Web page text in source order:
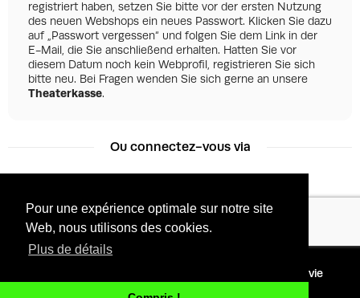
Pour une expérience optimale sur notre site
Web, nous utilisons des cookies.
Plus de détails
registriert haben, setzen Sie bitte vor der ersten Nutzung
des neuen Webshops ein neues Passwort. Klicken Sie dazu
auf „Passwort vergessen“ und folgen Sie dem Link in der
E-Mail, die Sie anschließend erhalten. Hatten Sie vor
diesem Datum noch kein Webprofil, registrieren Sie sich
bitte neu. Bei Fragen wenden Sie sich gerne an unsere
Theaterkasse.
Ou connectez-vous via
Facebook
Tixly
Protection de la vie